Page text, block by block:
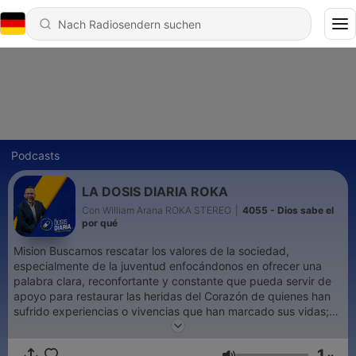
Podcasts
LA DOSIS DIARIA ROKA
Con William Arana ROKA STEREO
4055 - Dios sabe el
por qué
Mision Buscamos rescatar los valores de la sociedad,
especialmente de la juventud enfocándonos en ofrecer una
palabra clara, reconfortante y constante que pueda servir de
apoyo para restaurar las heridas del Corazón de quienes han
sufrido experiencias o vivencias que han marcado sus vidas;
siempre exaltando el amor y el perdón de Dios que dió a través